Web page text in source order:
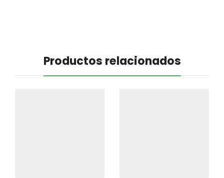
Productos relacionados